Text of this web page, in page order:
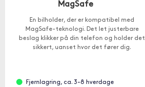
MagSafe
En bilholder, der er kompatibel med
MagSafe-teknologi. Det let justerbare
beslag klikker på din telefon og holder det
sikkert, uanset hvor det fører dig.
Fjernlagring, ca. 3-8 hverdage